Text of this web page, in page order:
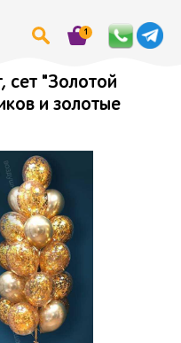
1
сет "Золотой
и золотые